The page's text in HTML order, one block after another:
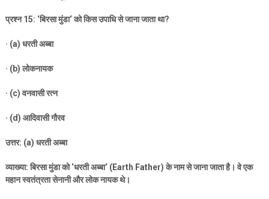
प्रश्न15: ‘बिरसा मुंडा‘को किस उपाधि से जाना जाता था?
· (a) धरती अब्बा
· (b)लोकनायक
· (c)वनवासी रत्न
· (d) आदिवासी गौरव
उत्तर: (a) धरती अब्बा
व्याख्या: बिरसा मुंडा को‘धरती अब्बा‘ (Earth Father)के नाम से जाना जाता है। वे एक
महान स्वतंत्रता सेनानी और लोक नायक थे।